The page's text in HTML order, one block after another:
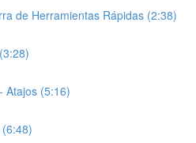
de Herramientas Rápidas (2:38)
Atajos (5:16)